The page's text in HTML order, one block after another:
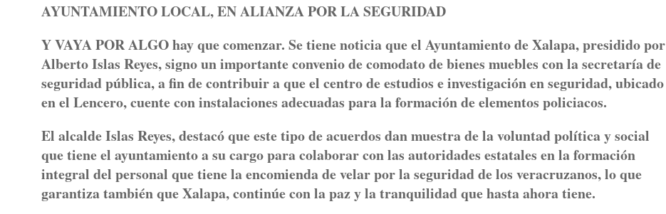
AYUNTAMIENTO LOCAL, EN ALIANZA POR LA SEGURIDAD
Y VAYA POR ALGO hay que comenzar. Se tiene noticia que el Ayuntamiento de Xalapa, presidido por
Alberto Islas Reyes, signo un importante convenio de comodato de bienes muebles con la secretaría de
seguridad pública, a fin de contribuir a que el centro de estudios e investigación en seguridad, ubicado
en el Lencero, cuente con instalaciones adecuadas para la formación de elementos policiacos.
El alcalde Islas Reyes, destacó que este tipo de acuerdos dan muestra de la voluntad política y social
que tiene el ayuntamiento a su cargo para colaborar con las autoridades estatales en la formación
integral del personal que tiene la encomienda de velar por la seguridad de los veracruzanos, lo que
garantiza también que Xalapa, continúe con la paz y la tranquilidad que hasta ahora tiene.